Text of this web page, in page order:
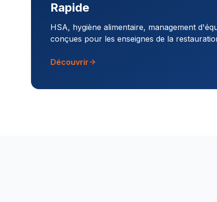
Rapide
HSA, hygiène alimentaire, management
conçues pour les enseignes de la
Découvrir